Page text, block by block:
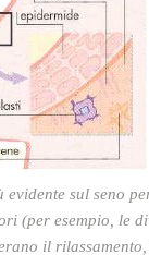
sul seno
(per esempio, le
il